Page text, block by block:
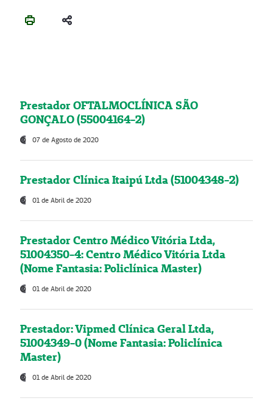
Prestador OFTALMOCLÍNICA SÃO
GONÇALO (55004164-2)
07 de Agosto de 2020
Prestador Clínica Itaipú Ltda (51004348-2)
01 de Abril de 2020
Prestador Centro Médico Vitória Ltda,
51004350-4: Centro Médico Vitória Ltda
(Nome Fantasia: Policlínica Master)
01 de Abril de 2020
Prestador: Vipmed Clínica Geral Ltda,
51004349-0 (Nome Fantasia: Policlínica
Master)
01 de Abril de 2020